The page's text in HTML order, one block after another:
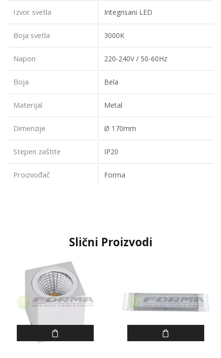
Izvor svetla Integrisani LED
Boja svetla 3000K
Napon 220-240V / 50-60Hz
Boja Bela
Materijal Metal
Dimenzije Ø 170mm
Stepen zaštite IP20
Proizvođač Forma
Slični Proizvodi